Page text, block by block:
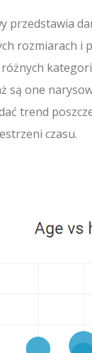
przedstawia
rozmiarach i
są one
trend
czasu.